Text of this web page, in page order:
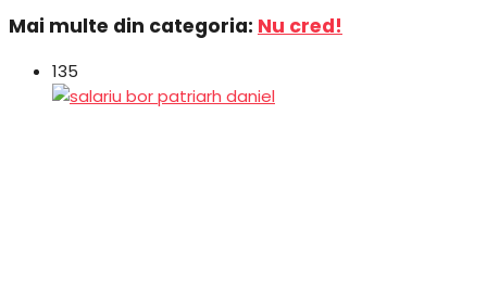
Mai multe din categoria: Nu cred!
135